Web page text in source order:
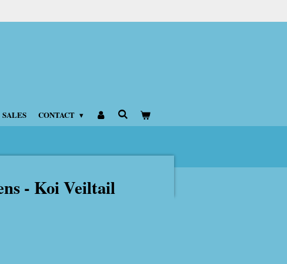
SALES CONTACT
- Koi Veiltail